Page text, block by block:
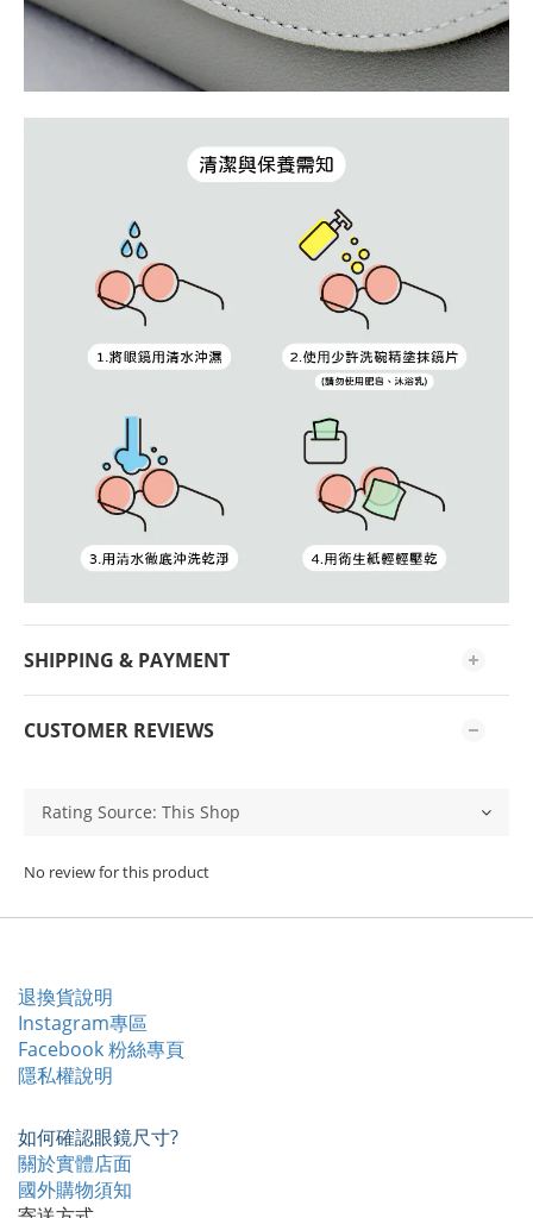
SHIPPING & PAYMENT
CUSTOMER REVIEWS
No review for this product
退換貨說明
Instagram專區
Facebook 粉絲專頁
隱私權說明
如何確認眼鏡尺寸?
關於實體店面
國外購物須知